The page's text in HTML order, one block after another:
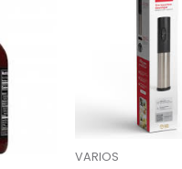
VARIOS